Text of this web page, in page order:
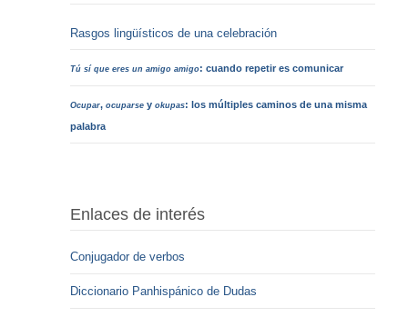
Rasgos lingüísticos de una celebración
Tú sí que eres un amigo amigo: cuando repetir es comunicar
Ocupar,ocuparse yokupas: los múltiples caminos de una misma
palabra
Enlaces de interés
Conjugador de verbos
Diccionario Panhispánico de Dudas